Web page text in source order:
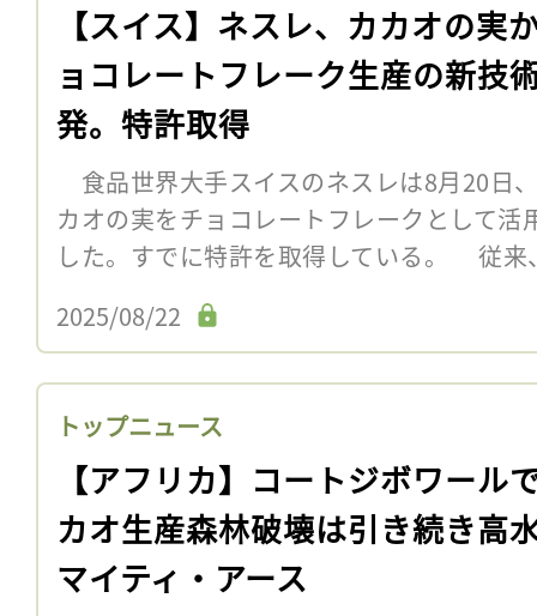
【スイス】ネスレ、カカオの実
ョコレートフレーク生産の新技
発。特許取得
食品世界大手スイスのネスレは8月20日
カオの実をチョコレートフレークとして
した。すでに特許を取得している。 従来
2025/08/22
トップニュース
【アフリカ】コートジボワール
カオ生産森林破壊は引き続き高
マイティ・アース